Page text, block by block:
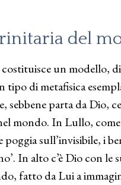
del
costituisce un modello,
tipo di metafisica
sebbene parta da Dio,
mondo. In Lullo,
sull’invisibile, i
In alto c’è Dio con le
fatto da Lui a